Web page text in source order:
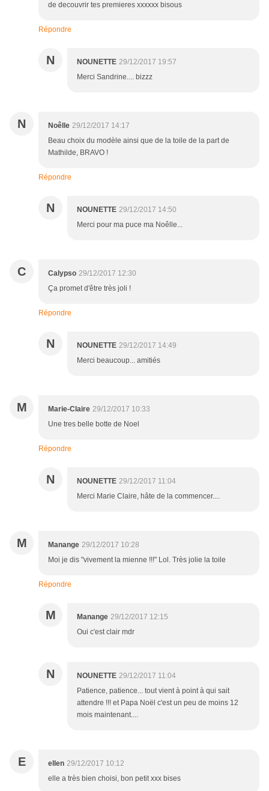
de decouvrir tes premieres xxxxxx bisous
Répondre
N NOUNETTE 29/12/2017 19:57
Merci Sandrine.... bizzz
N Noêlle 29/12/2017 14:17
Beau choix du modèle ainsi que de la toile de la part de
Mathilde, BRAVO !
Répondre
N NOUNETTE 29/12/2017 14:50
Merci pour ma puce ma Noêlle...
C Calypso 29/12/2017 12:30
Ça promet d'être très joli !
Répondre
N NOUNETTE 29/12/2017 14:49
Merci beaucoup... amitiés
M Marie-Claire 29/12/2017 10:33
Une tres belle botte de Noel
Répondre
N NOUNETTE 29/12/2017 11:04
Merci Marie Claire, hâte de la commencer....
M Manange 29/12/2017 10:28
Moi je dis "vivement la mienne !!!" Lol. Très jolie la toile
Répondre
M Manange 29/12/2017 12:15
Oui c'est clair mdr
N NOUNETTE 29/12/2017 11:04
Patience, patience... tout vient à point à qui sait
attendre !!! et Papa Noël c'est un peu de moins 12
mois maintenant....
E ellen 29/12/2017 10:12
elle a très bien choisi, bon petit xxx bises